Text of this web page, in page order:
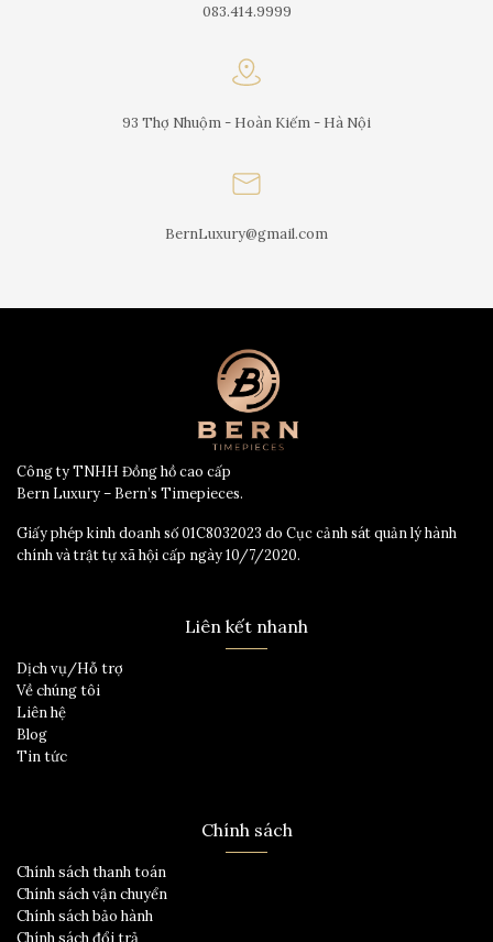
083.414.9999
93 Thợ Nhuộm - Hoàn Kiếm - Hà Nội
BernLuxury@gmail.com
Công ty TNHH Đồng hồ cao cấp
Bern Luxury – Bern’s Timepieces.
Giấy phép kinh doanh số 01C8032023 do Cục cảnh sát quản lý hành
chính và trật tự xã hội cấp ngày 10/7/2020.
Liên kết nhanh
Dịch vụ/Hỗ trợ
Về chúng tôi
Liên hệ
Blog
Tin tức
Chính sách
Chính sách thanh toán
Chính sách vận chuyển
Chính sách bảo hành